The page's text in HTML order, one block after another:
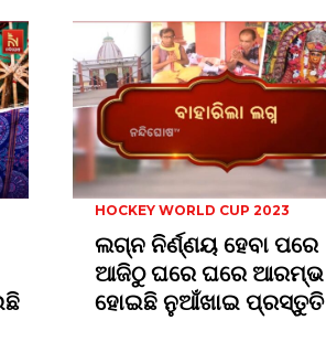
HOCKEY WORLD CUP 2023
ଲଗ୍ନ ନିର୍ଣ୍ଣୟ ହେବା ପରେ
ଆଜିଠୁ ଘରେ ଘରେ ଆରମ୍ଭ
ହୋଇଛି ନୁଆଁଖାଇ ପ୍ରସ୍ତୁତି